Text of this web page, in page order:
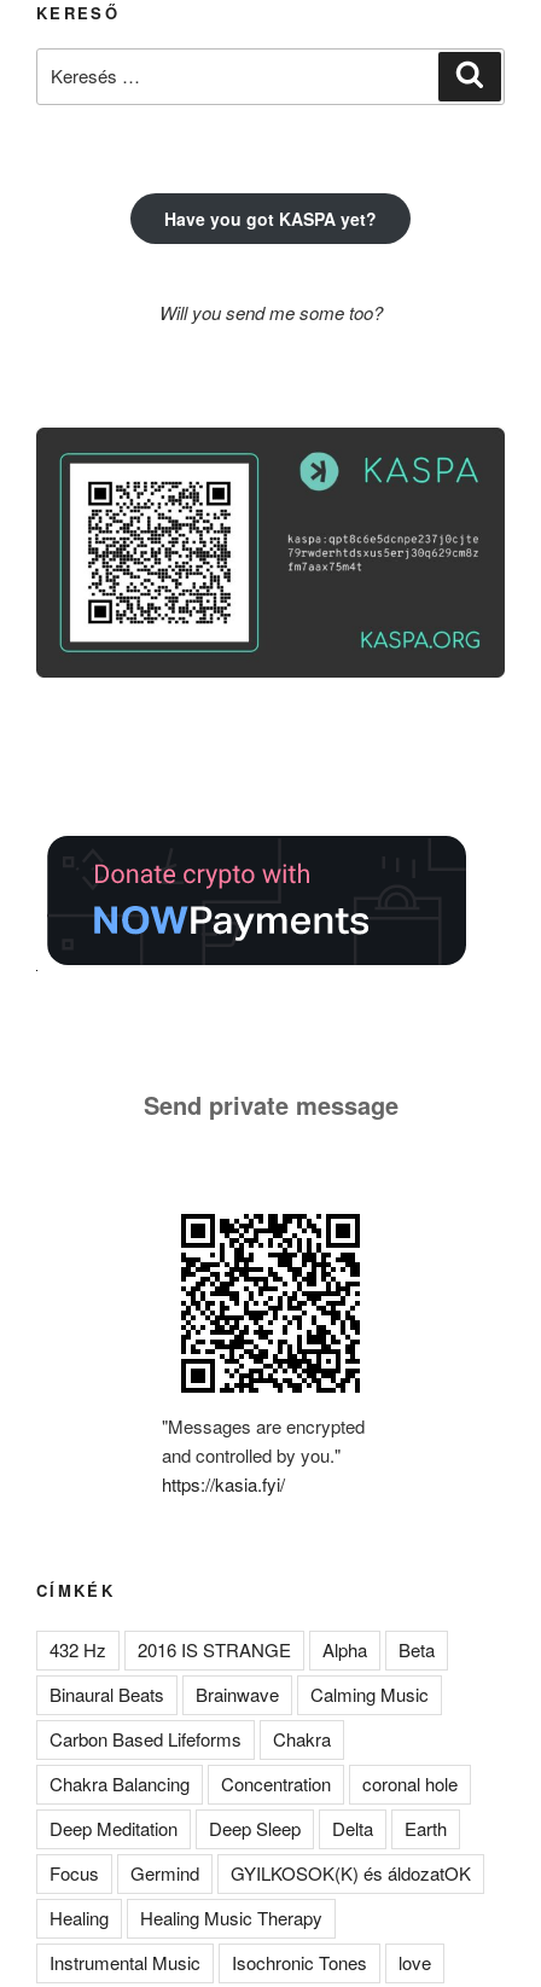
KERESŐ
Have you got KASPA yet?
Will you send me some too?
Send private message
"Messages are encrypted
and controlled by you."
https://kasia.fyi/
CÍMKÉK
432 Hz 2016 IS STRANGE Alpha
Beta
Binaural Beats
Brainwave
Calming Music
Carbon Based Lifeforms
Chakra
Chakra Balancing
Concentration
coronal hole
Deep Meditation
Deep Sleep Delta
Earth
Focus
Germind
GYILKOSOK(K) és áldozatOK
Healing
Healing Music Therapy
Instrumental Music
Isochronic Tones love